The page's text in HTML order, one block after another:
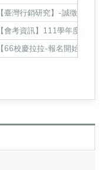
【臺灣行銷研究】-誠徵「 行
【會考資訊】111學年度『統
【66校慶拉拉-報名開始囉】